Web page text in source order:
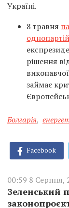
Україні.
8 травня
рішення
займає
Болгарія,
Facebook
00:59 8 Серпня,
Зеленський